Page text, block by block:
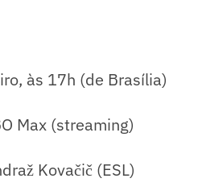
às 17h (de Brasília)
Max (streaming)
Kovačič (ESL)